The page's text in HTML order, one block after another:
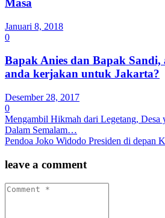
Masa
Januari 8, 2018
0
Bapak Anies dan Bapak Sandi,
anda kerjakan untuk Jakarta?
Desember 28, 2017
0
Mengambil Hikmah dari Legetang, Desa
Dalam Semalam…
Pendoa Joko Widodo Presiden di
leave a comment